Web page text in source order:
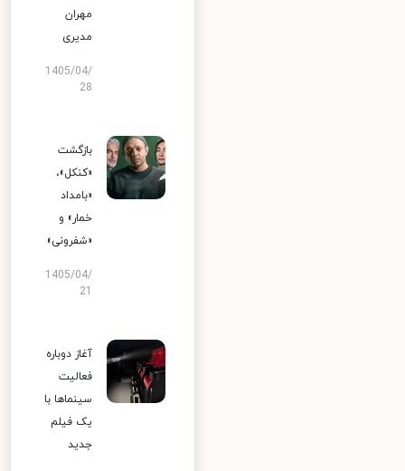
مهران
مدیری
1405/04/
28
بازگشت
«کنکل»،
«بامداد
خمار» و
«شفرونی»
1405/04/
آغاز دوباره
فعالیت
سینماها با
یک فیلم
جدید